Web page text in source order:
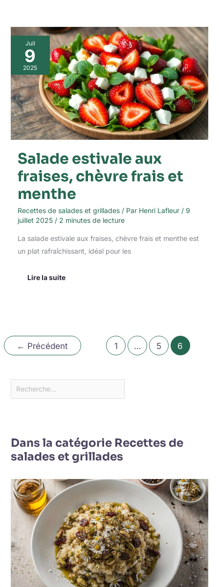
Juil
9
2025
Salade estivale aux
fraises, chèvre frais et
menthe
Recettes de salades et grillades/ Par Henri Lafleur / 9
juillet 2025 / 2 minutes de lecture
La salade estivale aux fraises, chèvre frais et menthe est
un plat rafraîchissant, idéal pour les
Salade
estivale
aux
fraises,
chèvre
frais
et
menthe
Lire la suite
← Précédent 1 … 5 6
Dans la catégorie Recettes de
salades et grillades